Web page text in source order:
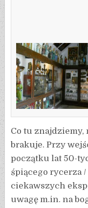
Co tu znajdziemy,
brakuje. Przy
początku lat 50-
śpiącego rycerza
ciekawszych
uwagę m.in. na